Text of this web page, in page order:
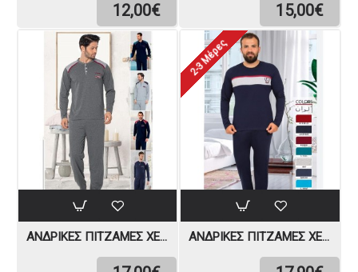
12,00€ 15,00€
ΑΝΔΡΙΚΈΣ ΠΙΤΖΆΜΕΣ ΧΕΙΜΩΝΙΆΤΙΚΕΣ
2-3 Μέρες
ΑΝΔΡΙΚΈΣ ΠΙΤΖΆΜΕΣ ΧΕΙΜΩΝΙΆΤΙΚΕΣ